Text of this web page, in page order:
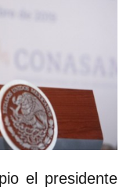
el presidente